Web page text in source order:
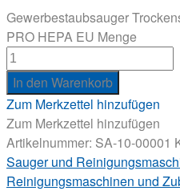
Gewerbestaubsauger
PRO HEPA EU Menge
In den Warenkorb
Zum Merkzettel hinzufügen
Zum Merkzettel hinzufügen
Artikelnummer: SA-10-00001
Sauger und
Reinigungsmaschinen und